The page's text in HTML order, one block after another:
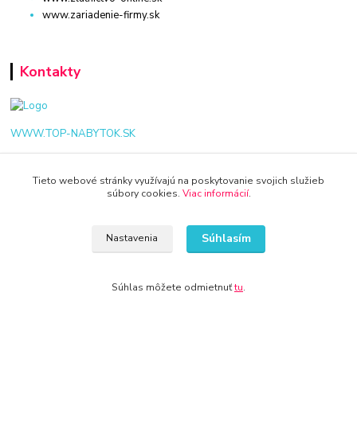
www.zariadenie-firmy.sk
Kontakty
WWW.TOP-NABYTOK.SK
+421 940 949 000
Tieto webové stránky využívajú na poskytovanie svojich služieb
súbory cookies. Viac informácií.
Nastavenia Súhlasím
Súhlas môžete odmietnuťtu.